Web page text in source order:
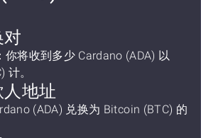
对
你将收到多少 Cardano (ADA) 以
计。
地址
(ADA) 兑换为 Bitcoin (BTC) 的